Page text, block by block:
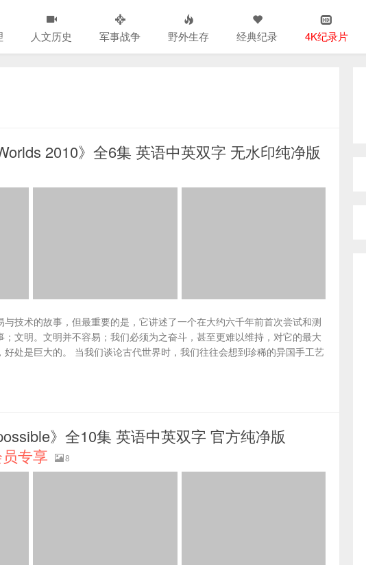
人文历史 军事战争 野外生存 经典纪录 4K纪录片
2010》全6集 英语中英双字 无水印纯净版
技术的故事，但最重要的是，它讲述了一个在大约六千年前首次尝试和测
文明。文明并不容易；我们必须为之奋斗，甚至更难以维持，对它的最大
处是巨大的。 当我们谈论古代世界时，我们往往会想到珍稀的异国手工艺
》全10集 英语中英双字 官方纯净版
专享 8